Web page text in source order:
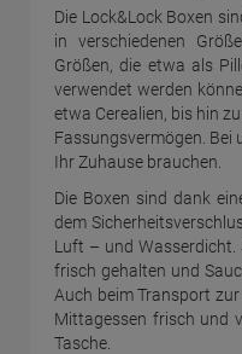
Die Lock&Lock Boxen
in verschiedenen
Größen, die etwa als
verwendet werden
etwa Cerealien, bis hin
Fassungsvermögen. Bei
Ihr Zuhause brauchen.
Die Boxen sind dank
dem
Luft – und Wasserdicht.
frisch gehalten und
Auch beim Transport
Mittagessen frisch und
Tasche.